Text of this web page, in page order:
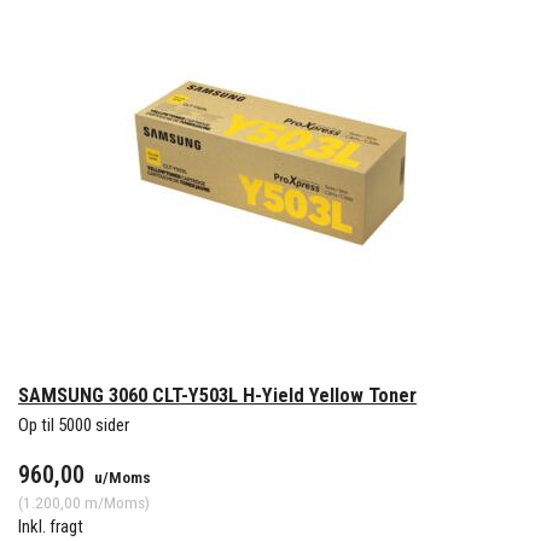
SAMSUNG 3060 CLT-Y503L H-Yield Yellow Toner
Op til 5000 sider
960,00
u/Moms
(1.200,00 m/Moms)
Inkl. fragt